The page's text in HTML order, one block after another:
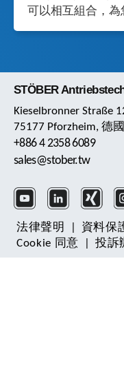
可以相互組合，為
STÖBER
Kieselbronner Straße
75177 Pforzheim, 德國
+886 4 2358 6089
sales@stober.tw
法律聲明 資料保
Cookie 同意
投訴